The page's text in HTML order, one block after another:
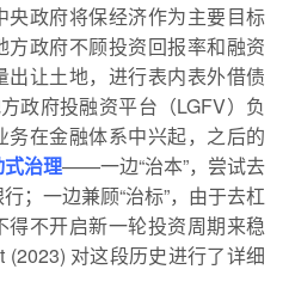
央政府将保经济作为主要目标
方政府不顾投资回报率和融资
出让土地，进行表内表外借债
政府投融资平台（LGFV）负
务在金融体系中兴起，之后的
治理——一边“治本”，尝试去
；一边兼顾“治标”，由于去杠
得不开启新一轮投资周期来稳
(2023) 对这段历史进行了详细